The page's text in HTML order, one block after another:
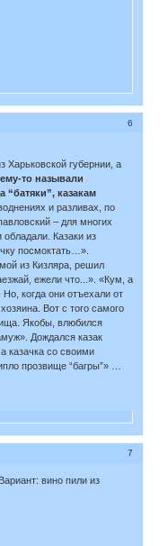
6
Харьковской губернии, а
то называли
казакам
и разливах, по
– для многих
Казаки из
посмоктать…».
из Кизляра, решил
ежели что...». «Кум, а
когда они отъехали от
Вот с того самого
Якобы, влюбился
Дождался казак
казачка со своими
прозвище “багры”» …
7
вино пили из